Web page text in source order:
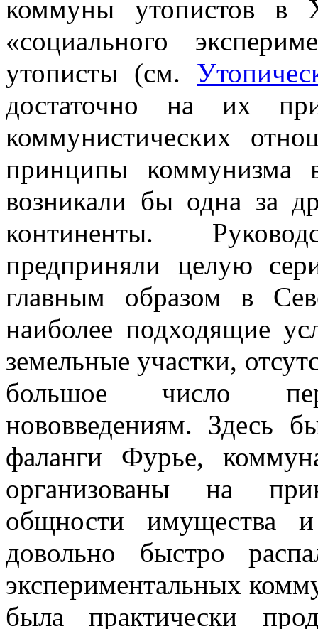
коммуны утопистов в
«социального
утописты (см.
достаточно на их
коммунистических
принципы коммунизма
возникали бы одна за
континенты.
предприняли целую
главным образом в
наиболее подходящие
земельные участки,
большое число
нововведениям. Здесь
фаланги Фурье,
организованы на
общности имущества
довольно быстро
экспериментальных
была практически